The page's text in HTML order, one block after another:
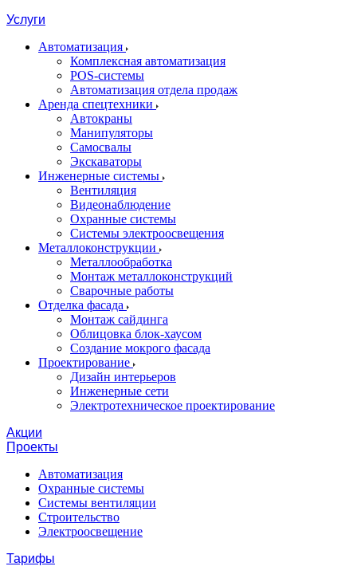
Услуги
Автоматизация
Комплексная автоматизация
POS-системы
Автоматизация отдела продаж
Аренда спецтехники
Автокраны
Манипуляторы
Самосвалы
Экскаваторы
Инженерные системы
Вентиляция
Видеонаблюдение
Охранные системы
Системы электроосвещения
Металлоконструкции
Металлообработка
Монтаж металлоконструкций
Сварочные работы
Отделка фасада
Монтаж сайдинга
Облицовка блок-хаусом
Создание мокрого фасада
Проектирование
Дизайн интерьеров
Инженерные сети
Электротехническое проектирование
Акции
Проекты
Автоматизация
Охранные системы
Системы вентиляции
Строительство
Электроосвещение
Тарифы